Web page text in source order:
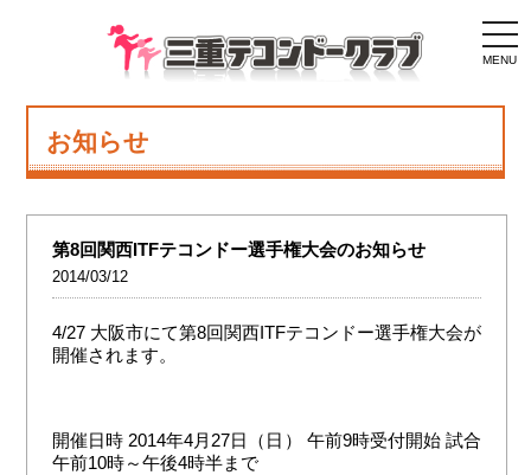
MENU
お知らせ
第8回関西ITFテコンドー選手権大会のお知らせ
2014/03/12
4/27 大阪市にて第8回関西ITFテコンドー選手権大会が
開催されます。
開催日時 2014年4月27日（日） 午前9時受付開始 試合
午前10時～午後4時半まで